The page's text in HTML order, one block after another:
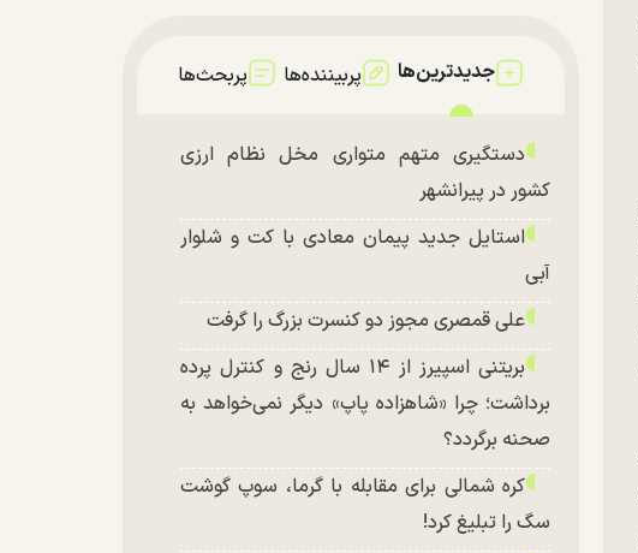
جدیدترین‌ها پربیننده‌ها پربحث‌ها
دستگیری متهم متواری مخل نظام ارزی
کشور در پیرانشهر
استایل جدید پیمان معادی با کت و شلوار
آبی
علی قمصری مجوز دو کنسرت بزرگ را گرفت
بریتنی اسپیرز از ۱۴ سال رنج و کنترل پرده
برداشت؛ چرا «شاهزاده پاپ» دیگر نمی‌خواهد به
صحنه برگردد؟
کره شمالی برای مقابله با گرما، سوپ گوشت
سگ را تبلیغ کرد!